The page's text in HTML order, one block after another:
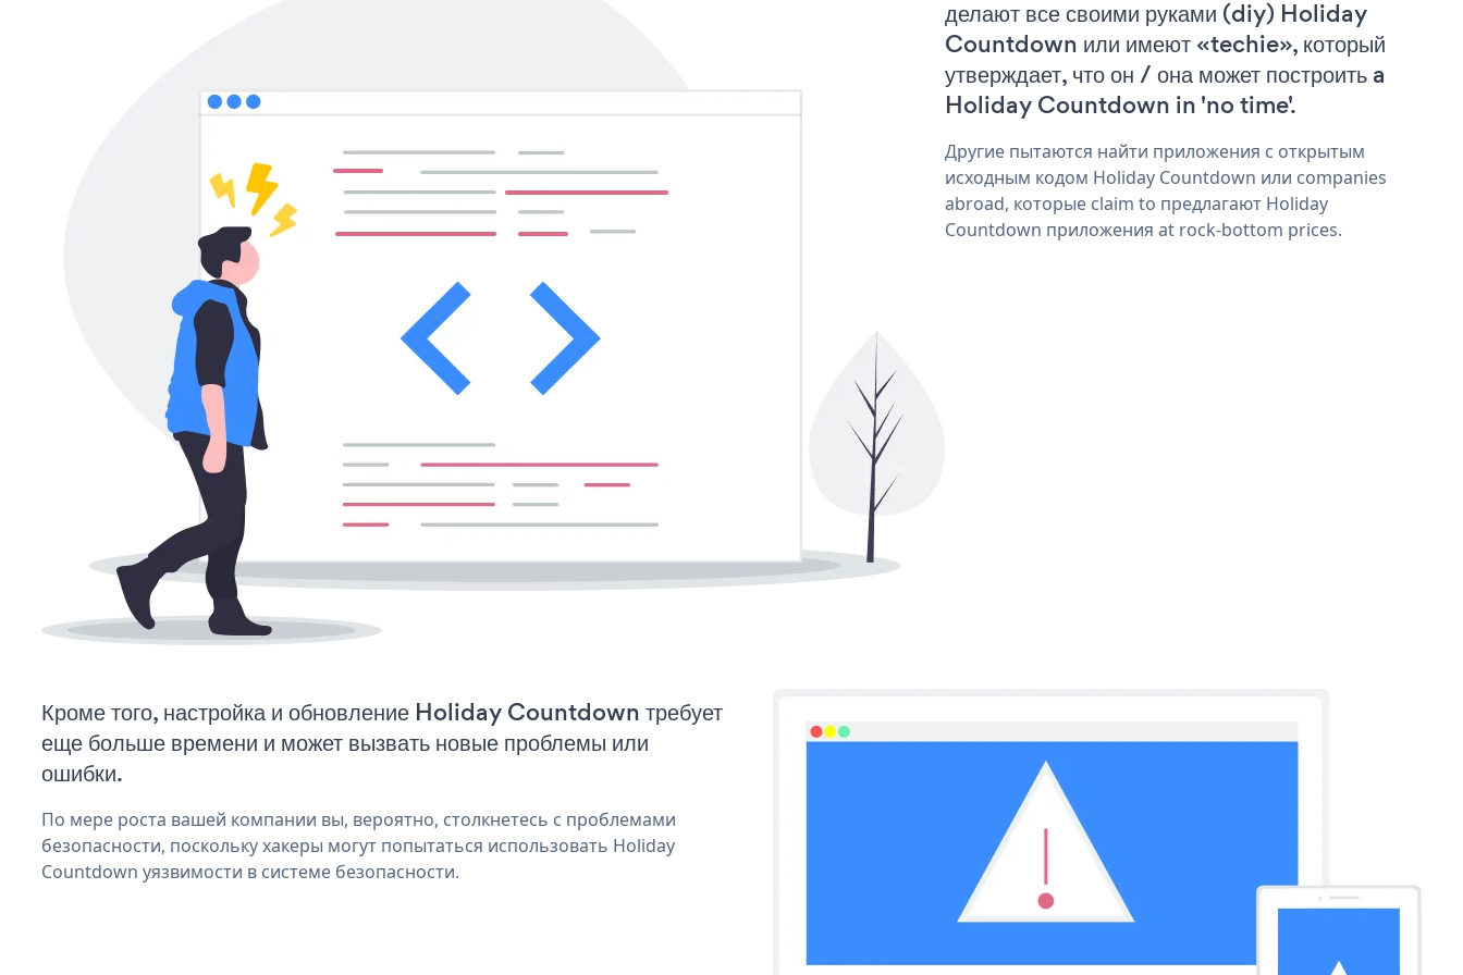
делают все своими руками (diy) Holiday
Countdown или имеют «techie», который
утверждает, что он / она может построить a
Holiday Countdown in 'no time'.
Другие пытаются найти приложения с открытым
исходным кодом Holiday Countdown или companies
abroad, которые claim to предлагают Holiday
Countdown приложения at rock-bottom prices.
Кроме того, настройка и обновление Holiday Countdown требует
еще больше времени и может вызвать новые проблемы или
ошибки.
По мере роста вашей компании вы, вероятно, столкнетесь с проблемами
безопасности, поскольку хакеры могут попытаться использовать Holiday
Countdown уязвимости в системе безопасности.